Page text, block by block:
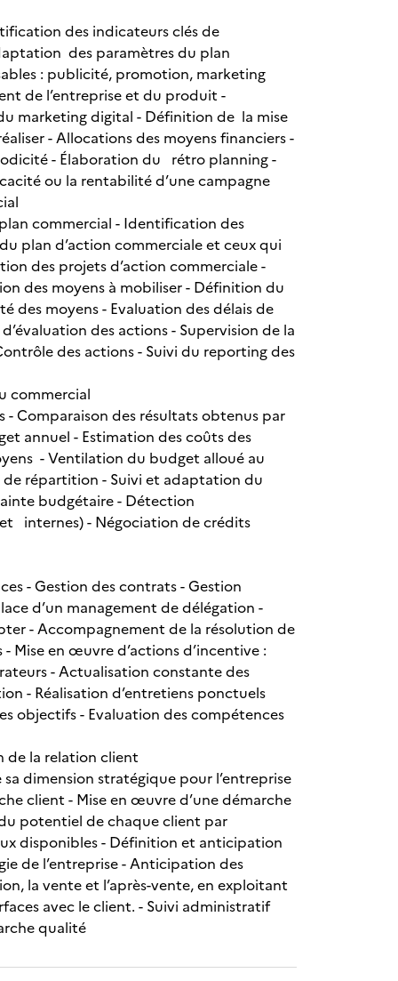
des indicateurs clés de
des paramètres du plan
: publicité, promotion, marketing
de l’entreprise et du produit -
marketing digital - Définition de la mise
- Allocations des moyens financiers -
- Élaboration du rétro planning -
ou la rentabilité d’une campagne
commercial - Identification des
plan d’action commerciale et ceux qui
des projets d’action commerciale -
des moyens à mobiliser - Définition du
des moyens - Evaluation des délais de
des actions - Supervision de la
des actions - Suivi du reporting des
commercial
- Comparaison des résultats obtenus par
annuel - Estimation des coûts des
- Ventilation du budget alloué au
répartition - Suivi et adaptation du
budgétaire - Détection
et internes) - Négociation de crédits
- Gestion des contrats - Gestion
d’un management de délégation -
- Accompagnement de la résolution de
Mise en œuvre d’actions d’incentive :
- Actualisation constante des
- Réalisation d’entretiens ponctuels
objectifs - Evaluation des compétences
la relation client
dimension stratégique pour l’entreprise
client - Mise en œuvre d’une démarche
potentiel de chaque client par
disponibles - Définition et anticipation
de l’entreprise - Anticipation des
la vente et l’après-vente, en exploitant
avec le client. - Suivi administratif
qualité